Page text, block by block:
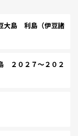
島 利島（伊豆諸
２０２７～２０２